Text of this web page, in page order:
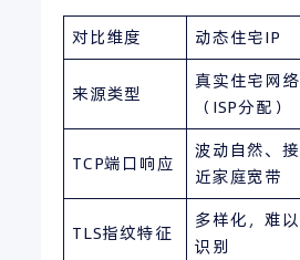
对比维度 动态住宅IP
来源类型
真实住宅网络
（ISP分配）
TCP端口响应
波动自然、接
近家庭宽带
TLS指纹特征
多样化，难以
识别